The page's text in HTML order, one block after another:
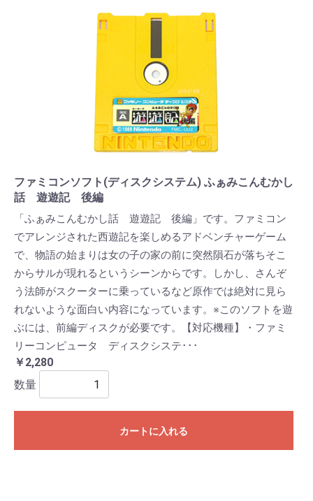
ファミコンソフト(ディスクシステム) ふぁみこんむかし
話 遊遊記 後編
「ふぁみこんむかし話 遊遊記 後編」です。ファミコン
でアレンジされた西遊記を楽しめるアドベンチャーゲーム
で、物語の始まりは女の子の家の前に突然隕石が落ちそこ
からサルが現れるというシーンからです。しかし、さんぞ
う法師がスクーターに乗っているなど原作では絶対に見ら
れないような面白い内容になっています。※このソフトを遊
ぶには、前編ディスクが必要です。【対応機種】・ファミ
リーコンピュータ ディスクシステ･･･
￥2,280
数量
カートに入れる